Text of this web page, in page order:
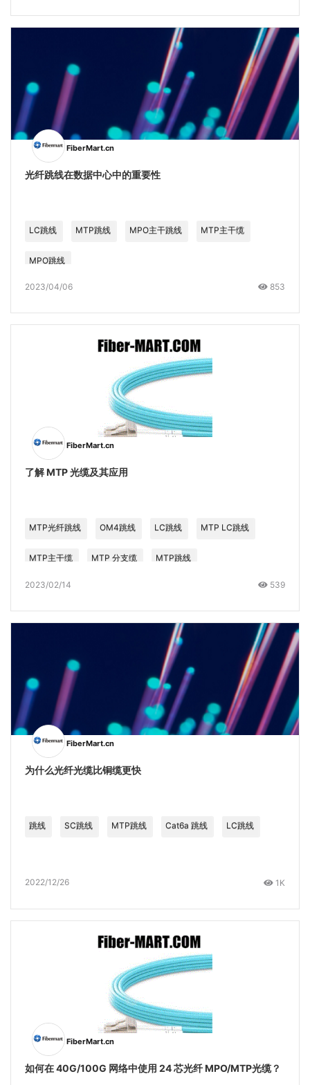
FiberMart.cn
光纤跳线在数据中心中的重要性
LC跳线 MTP跳线 MPO主干跳线 MTP主干缆
MPO跳线
2023/04/06 853
FiberMart.cn
了解 MTP 光缆及其应用
MTP光纤跳线 OM4跳线 LC跳线 MTP LC跳线
MTP主干缆 MTP 分支缆 MTP跳线
2023/02/14 539
FiberMart.cn
为什么光纤光缆比铜缆更快
跳线 SC跳线 MTP跳线 Cat6a 跳线 LC跳线
2022/12/26 1K
FiberMart.cn
如何在 40G/100G 网络中使用 24 芯光纤 MPO/MTP光缆？